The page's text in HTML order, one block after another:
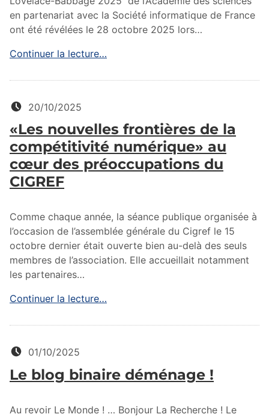
en partenariat avec la Société informatique de France
ont été révélées le 28 octobre 2025 lors…
Continuer la lecture…
20/10/2025
«Les nouvelles frontières de la
compétitivité numérique» au
cœur des préoccupations du
CIGREF
Comme chaque année, la séance publique organisée à
l’occasion de l’assemblée générale du Cigref le 15
octobre dernier était ouverte bien au-delà des seuls
membres de l’association. Elle accueillait notamment
les partenaires…
Continuer la lecture…
Posté le:
01/10/2025
Le blog binaire déménage !
Au revoir Le Monde ! … Bonjour La Recherche ! Le